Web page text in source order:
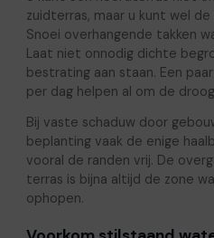
zuidterras, maar u kunt wel
Snoei overhangende takken
Laat niet onnodig dichte
bestrating aan staan. Een
per dag helpen al om de
Bij vaste schaduw door
beplanting vaak de enige
vooral de randen vrij. De
terras is bijna altijd de zone
ophopen.